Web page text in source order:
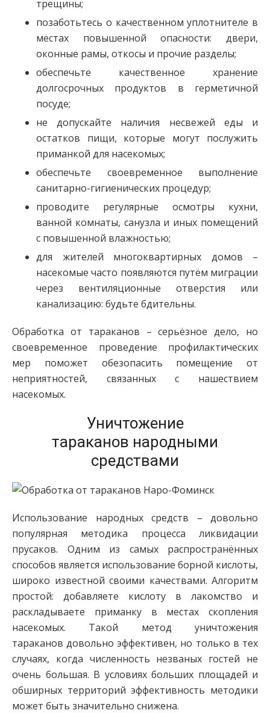
трещины;
позаботьтесь о качественном уплотнителе в
местах повышенной опасности: двери,
оконные рамы, откосы и прочие разделы;
обеспечьте качественное хранение
долгосрочных продуктов в герметичной
посуде;
не допускайте наличия несвежей еды и
остатков пищи, которые могут послужить
приманкой для насекомых;
обеспечьте своевременное выполнение
санитарно-гигиенических процедур;
проводите регулярные осмотры кухни,
ванной комнаты, санузла и иных помещений
с повышенной влажностью;
для жителей многоквартирных домов –
насекомые часто появляются путём миграции
через вентиляционные отверстия или
канализацию: будьте бдительны.
Обработка от тараканов – серьёзное дело, но
своевременное проведение профилактических
мер поможет обезопасить помещение от
неприятностей, связанных с нашествием
насекомых.
Уничтожение
тараканов народными
средствами
Использование народных средств – довольно
популярная методика процесса ликвидации
прусаков. Одним из самых распространённых
способов является использование борной кислоты,
широко известной своими качествами. Алгоритм
простой: добавляете кислоту в лакомство и
раскладываете приманку в местах скопления
насекомых. Такой метод уничтожения
тараканов довольно эффективен, но только в тех
случаях, когда численность незваных гостей не
очень большая. В условиях больших площадей и
обширных территорий эффективность методики
может быть значительно снижена.